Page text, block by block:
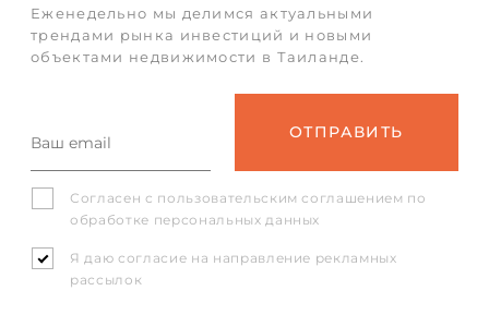
Еженедельно мы делимся актуальными
трендами рынка инвестиций и новыми
объектами недвижимости в Таиланде.
Согласен с пользовательским соглашением по
обработке персональных данных
Я даю согласие на направление рекламных
рассылок